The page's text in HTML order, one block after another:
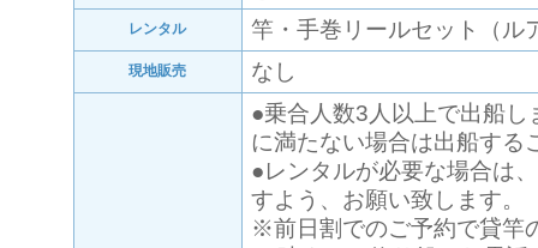
レンタル 竿・手巻リールセット（ル
現地販売 なし
●乗合人数3人以上で出船
に満たない場合は出船する
●レンタルが必要な場合は
すよう、お願い致します。
※前日割でのご予約で貸竿